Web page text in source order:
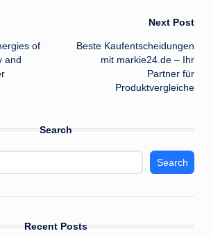
of
and
Next Post
Beste Kaufentscheidungen
mit markie24.de – Ihr
Partner für
Produktvergleiche
Search
Search
Recent Posts